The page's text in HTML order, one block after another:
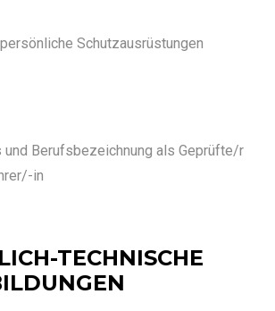
Schutzausrüstungen
und Berufsbezeichnung als Geprüfte/r
in
TECHNISCHE